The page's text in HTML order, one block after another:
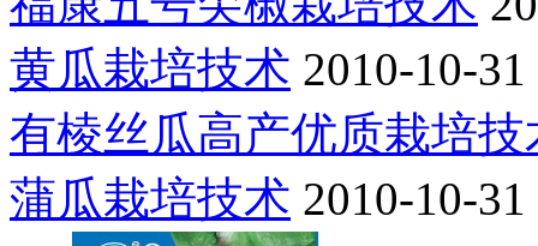
黄瓜栽培技术 2010-10-31
有棱丝瓜高产优质栽培技
蒲瓜栽培技术 2010-10-31